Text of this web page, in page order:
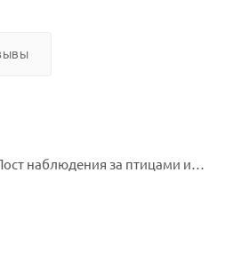
наблюдения за птицами или
и наслаждайся отдыхом на